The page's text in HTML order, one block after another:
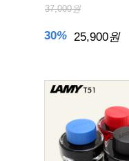
37,000원
30% 25,900원